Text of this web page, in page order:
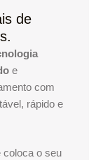
de
e
com
rápido e
coloca o seu